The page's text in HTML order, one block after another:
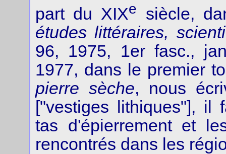
part du XIXe
siècle,
études littéraires,
96, 1975, 1er fasc.,
1977, dans le premier
pierre sèche, nous
["vestiges lithiques"], il
tas d'épierrement et
rencontrés dans les